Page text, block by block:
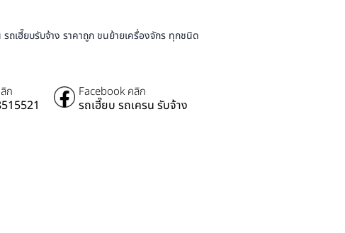
ถเฮี๊ยบรับจ้าง ราคาถูก ขนย้ายเครื่องจักร ทุกชนิด
ก Facebook คลิก
รถเฮี๊ยบ รถเครน รับจ้าง